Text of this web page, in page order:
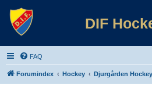
DIF
FAQ
Forumindex Hockey Djurgården Hockey